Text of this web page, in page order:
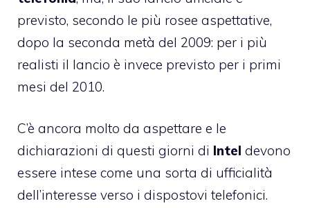
previsto, secondo le più rosee aspettative,
dopo la seconda metà del 2009: per i più
realisti il lancio è invece previsto per i primi
mesi del 2010.
C’è ancora molto da aspettare e le
dichiarazioni di questi giorni di Intel devono
essere intese come una sorta di ufficialità
dell’interesse verso i dispostovi telefonici.